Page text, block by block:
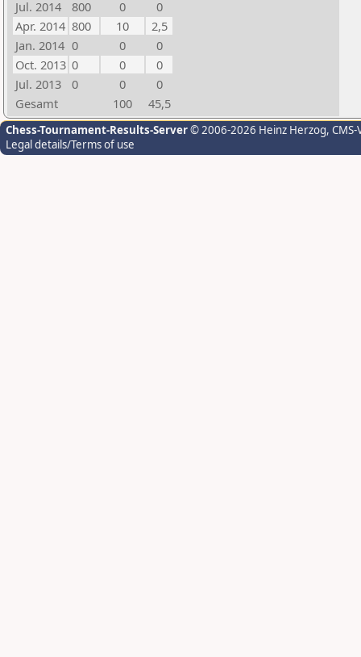
Jul. 2014 800 0
0
Apr. 2014 800 10
2,5
Jan. 2014 0 0
0
Oct. 2013 0 0
0
Jul. 2013
0 0
0
Gesamt
100 45,5
Chess-Tournament-Results-Server© 2006-2026 Heinz Herzog,
Legal details/Terms of use